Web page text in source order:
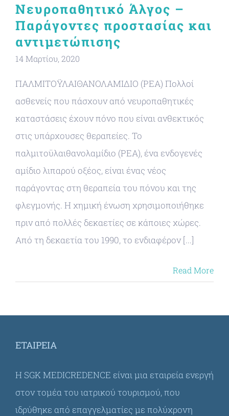
Νευροπαθητικό Άλγος –
Παράγοντες προστασίας και
αντιμετώπισης
14 Μαρτίου, 2020
ΠΑΛΜΙΤΟΫΛΑΙΘΑΝΟΛΑΜΙΔΙΟ (PEA) Πολλοί
ασθενείς που πάσχουν από νευροπαθητικές
καταστάσεις έχουν πόνο που είναι ανθεκτικός
στις υπάρχουσες θεραπείες. Το
παλμιτοϋλαιθανολαμίδιο (PEA), ένα ενδογενές
αμίδιο λιπαρού οξέος, είναι ένας νέος
παράγοντας στη θεραπεία του πόνου και της
φλεγμονής. Η χημική ένωση χρησιμοποιήθηκε
πριν από πολλές δεκαετίες σε κάποιες χώρες.
Από τη δεκαετία του 1990, το ενδιαφέρον [...]
Read More
ΕΤΑΙΡΕΊΑ
Η SGK MEDICREDENCE είναι μια εταιρεία ενεργή
στον τομέα του ιατρικού τουρισμού, που
ιδρύθηκε από επαγγελματίες με πολύχρονη